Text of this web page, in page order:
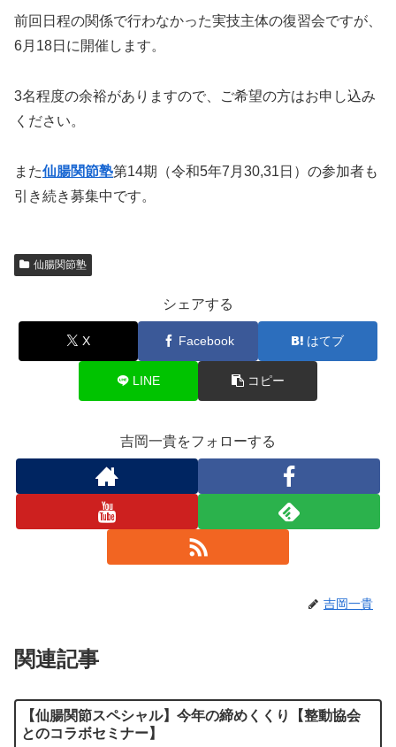
前回日程の関係で行わなかった実技主体の復習会ですが、
6月18日に開催します。
3名程度の余裕がありますので、ご希望の方はお申し込み
ください。
また仙腸関節塾第14期（令和5年7月30,31日）の参加者も
引き続き募集中です。
仙腸関節塾
シェアする
X Facebook はてブ
LINE コピー
吉岡一貴をフォローする
吉岡一貴
関連記事
【仙腸関節スペシャル】今年の締めくくり【整動協会
とのコラボセミナー】